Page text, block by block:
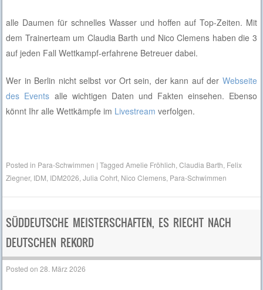
alle Daumen für schnelles Wasser und hoffen auf Top-Zeiten. Mit
dem Trainerteam um Claudia Barth und Nico Clemens haben die 3
auf jeden Fall Wettkampf-erfahrene Betreuer dabei.
Wer in Berlin nicht selbst vor Ort sein, der kann auf der Webseite
des Events alle wichtigen Daten und Fakten einsehen. Ebenso
könnt Ihr alle Wettkämpfe im Livestream verfolgen.
Posted in Para-Schwimmen |TaggedAmelie Fröhlich ,Claudia Barth Felix
Ziegner, IDM IDM2026 ,Julia Cohrt Nico Clemens Para-Schwimmen
SÜDDEUTSCHE MEISTERSCHAFTEN, ES RIECHT NACH
DEUTSCHEN REKORD
Posted on28. März 2026